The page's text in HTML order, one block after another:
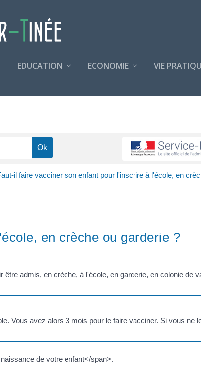
EDUCATION ECONOMIE VIE
il faire vacciner son enfant pour l'inscrire à l'école, en
en crèche ou garderie ?
admis, en crèche, à l'école, en garderie, en colonie de
Vous avez alors 3 mois pour le faire vacciner. Si vous ne
de votre enfant</span>.